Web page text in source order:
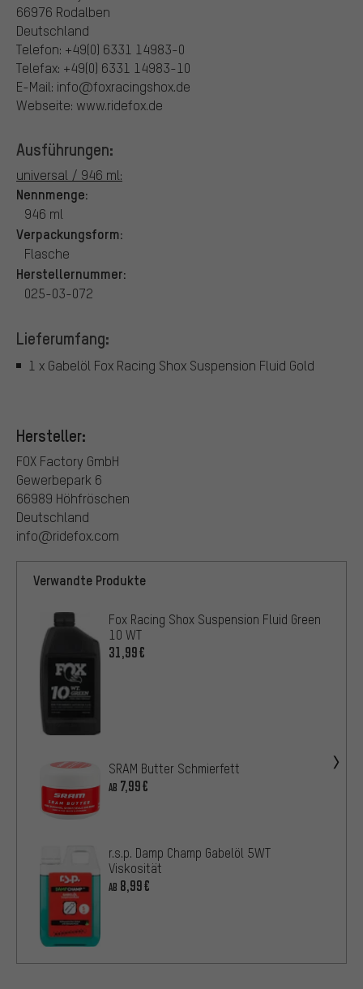
66976 Rodalben
Deutschland
Telefon: +49(0) 6331 14983-0
Telefax: +49(0) 6331 14983-10
E-Mail: info@foxracingshox.de
Webseite: www.ridefox.de
Ausführungen:
universal / 946 ml:
Nennmenge:
946 ml
Verpackungsform:
Flasche
Herstellernummer:
025-03-072
Lieferumfang:
1 x Gabelöl Fox Racing Shox Suspension Fluid Gold
Hersteller:
FOX Factory GmbH
Gewerbepark 6
66989 Höhfröschen
Deutschland
info@ridefox.com
Verwandte Produkte
Fox Racing Shox Suspension Fluid Green
10 WT
31,99€
SRAM Butter Schmierfett
AB 7,99€
r.s.p. Damp Champ Gabelöl 5WT
Viskosität
AB 8,99€